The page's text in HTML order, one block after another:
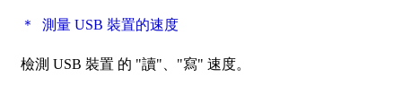
＊ 測量 USB 裝置的速度
檢測 USB 裝置 的 "讀"、"寫" 速度。